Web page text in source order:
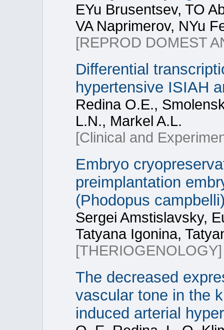
EYu Brusentsev, TO
VA Naprimerov, NYu
[REPROD DOMEST
Differential
hypertensive ISIAH
Redina O.E.,
L.N., Markel A.L.
[Clinical and
Embryo
preimplantation
(Phodopus
Sergei Amstislavsky,
Tatyana Igonina,
[THERIOGENOLOGY]
The decreased
vascular tone in the
induced arterial